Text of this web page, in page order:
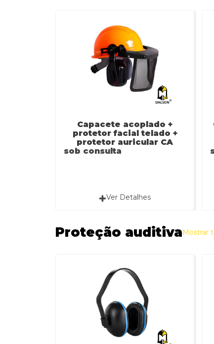
Capacete acoplado +
protetor facial telado +
protetor auricular CA
14712 / CA...
sob consulta
Ver Detalhes
Proteção auditivaMostrar